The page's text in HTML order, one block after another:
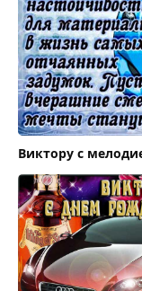
Виктору с